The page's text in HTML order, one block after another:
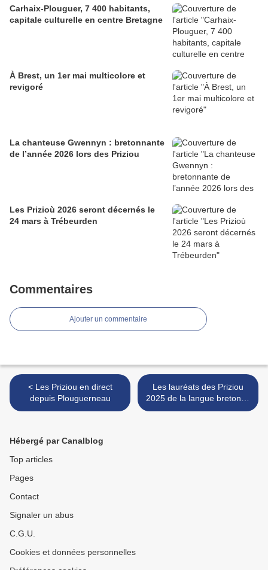
Carhaix-Plouguer, 7 400 habitants,
capitale culturelle en centre Bretagne
À Brest, un 1er mai multicolore et
revigoré
La chanteuse Gwennyn : bretonnante
de l’année 2026 lors des Priziou
Les Prizioù 2026 seront décernés le
24 mars à Trébeurden
Commentaires
Ajouter un commentaire
< Les Priziou en direct
depuis Plouguerneau
Les lauréats des Priziou
2025 de la langue bretonne
>
Hébergé par Canalblog
Top articles
Pages
Contact
Signaler un abus
C.G.U.
Cookies et données personnelles